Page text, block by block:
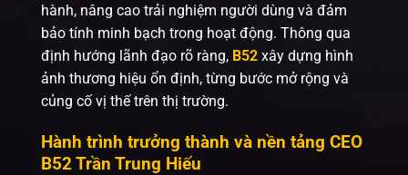
hành, nâng cao trải nghiệm người dùng và đảm
bảo tính minh bạch trong hoạt động. Thông qua
định hướng lãnh đạo rõ ràng, B52 xây dựng hình
ảnh thương hiệu ổn định, từng bước mở rộng và
củng cố vị thế trên thị trường.
Hành trình trưởng thành và nền tảng CEO
B52 Trần Trung Hiếu